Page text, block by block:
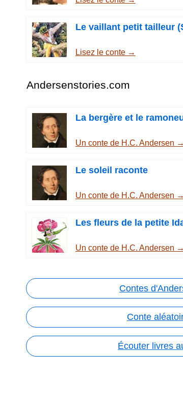
Le vaillant petit tailleur
Lisez le conte →
Andersenstories.com
La bergère et le
Un conte de H.C. Andersen
Le soleil raconte
Un conte de H.C. Andersen
Les fleurs de la petite
Un conte de H.C. Andersen
Contes
Conte
Écouter livres